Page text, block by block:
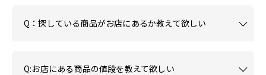
Q：探している商品がお店にあるか教えて欲しい
Q:お店にある商品の値段を教えて欲しい